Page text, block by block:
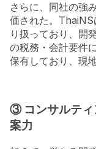
さらに、同社の強
価された。
り扱っており、開
の税務・会計要件
保有しており、現
③ コンサルティ
案力